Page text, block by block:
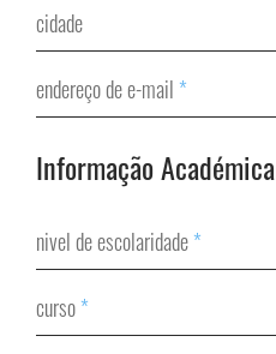
cidade
endereço de e-mail*
Informação Académica
nivel de escolaridade*
curso*